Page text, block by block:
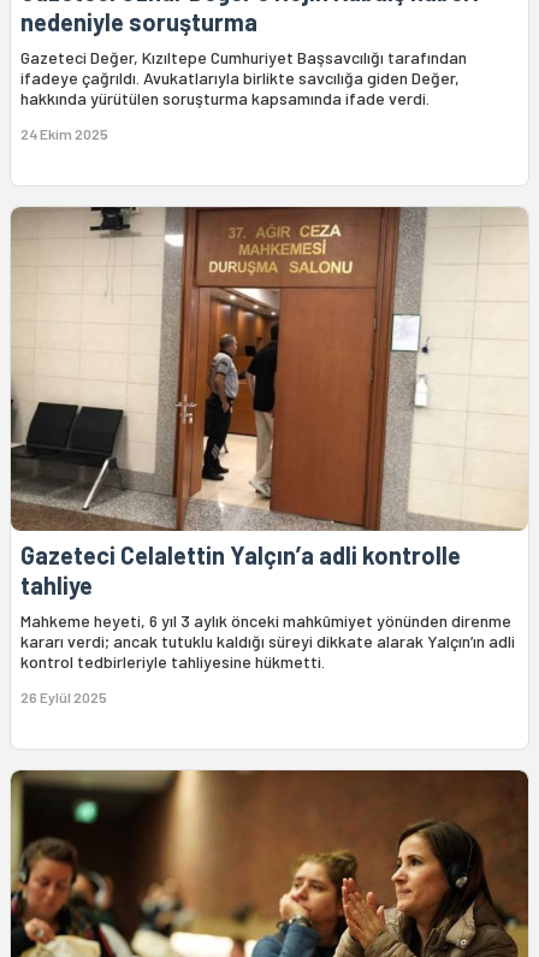
nedeniyle soruşturma
Gazeteci Değer, Kızıltepe Cumhuriyet Başsavcılığı tarafından
ifadeye çağrıldı. Avukatlarıyla birlikte savcılığa giden Değer,
hakkında yürütülen soruşturma kapsamında ifade verdi.
24 Ekim 2025
Gazeteci Celalettin Yalçın’a adli kontrolle
tahliye
Mahkeme heyeti, 6 yıl 3 aylık önceki mahkûmiyet yönünden direnme
kararı verdi; ancak tutuklu kaldığı süreyi dikkate alarak Yalçın’ın adli
kontrol tedbirleriyle tahliyesine hükmetti.
26 Eylül 2025